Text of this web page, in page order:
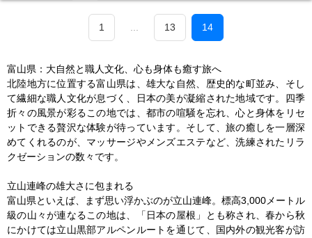
1 13 14
富山県：大自然と職人文化、心も身体も癒す旅へ
北陸地方に位置する富山県は、雄大な自然、歴史的な町並み、そし
て繊細な職人文化が息づく、日本の美が凝縮された地域です。四季
折々の風景が彩るこの地では、都市の喧騒を忘れ、心と身体をリセ
ットできる贅沢な体験が待っています。そして、旅の癒しを一層深
めてくれるのが、マッサージやメンズエステなど、洗練されたリラ
クゼーションの数々です。
立山連峰の雄大さに包まれる
富山県といえば、まず思い浮かぶのが立山連峰。標高3,000メートル
級の山々が連なるこの地は、「日本の屋根」とも称され、春から秋
にかけては立山黒部アルペンルートを通じて、国内外の観光客が訪